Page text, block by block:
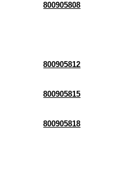
800905808
800905812
800905815
800905818